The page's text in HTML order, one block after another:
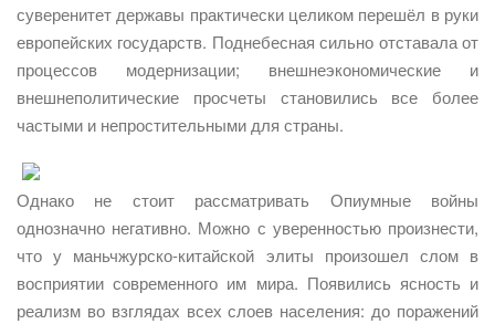
суверенитет державы практически целиком перешёл в руки
европейских государств. Поднебесная сильно отставала от
процессов модернизации; внешнеэкономические и
внешнеполитические просчеты становились все более
частыми и непростительными для страны.
Однако не стоит рассматривать Опиумные войны
однозначно негативно. Можно с уверенностью произнести,
что у маньчжурско-китайской элиты произошел слом в
восприятии современного им мира. Появились ясность и
реализм во взглядах всех слоев населения: до поражений